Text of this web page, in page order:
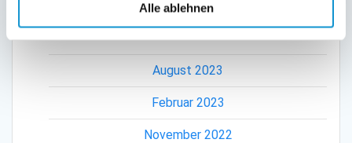
Alle ablehnen
ARCHIV
August 2023
Februar 2023
November 2022